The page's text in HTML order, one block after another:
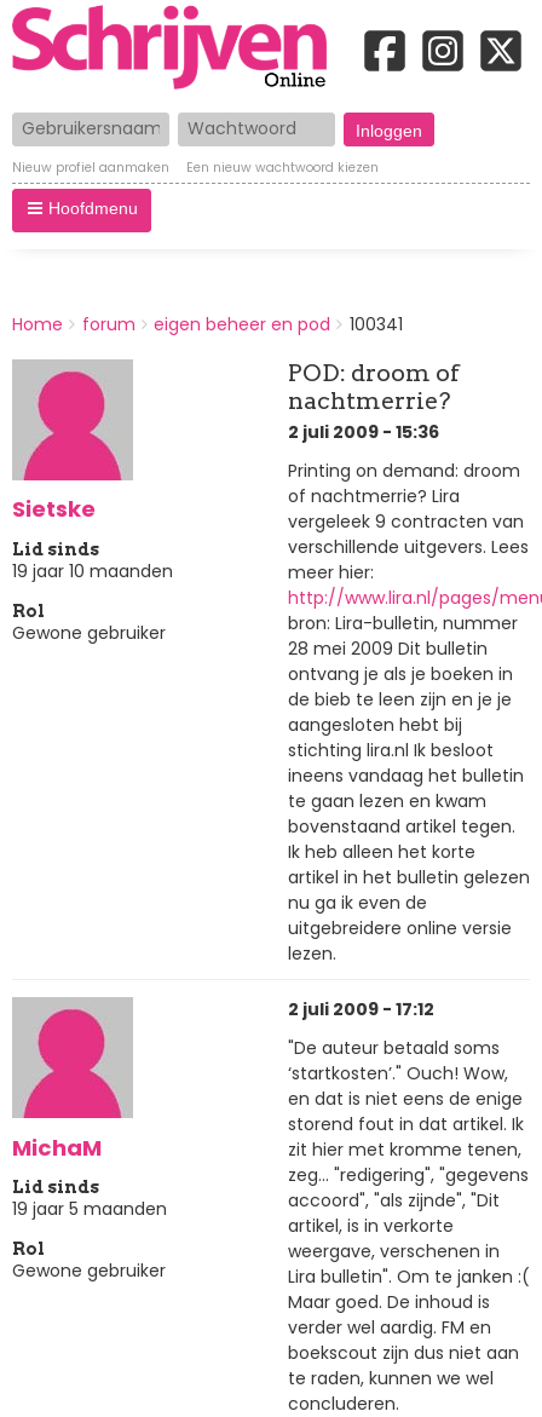
Gebruikersnaam Wachtwoord
Nieuw profiel aanmaken Een nieuw wachtwoord kiezen
Hoofdmenu
BREADCRUMBS
You
here:
Home forum eigen beheer en pod 100341
Sietske
Lid sinds
19 jaar 10 maanden
Rol
Gewone gebruiker
POD: droom of
nachtmerrie?
2 juli 2009 - 15:36
Printing on demand: droom
of nachtmerrie? Lira
vergeleek 9 contracten van
verschillende uitgevers. Lees
meer hier:
http://www.lira.nl/pages/
bron: Lira-bulletin, nummer
28 mei 2009 Dit bulletin
ontvang je als je boeken in
de bieb te leen zijn en je je
aangesloten hebt bij
stichting lira.nl Ik besloot
ineens vandaag het bulletin
te gaan lezen en kwam
bovenstaand artikel tegen.
Ik heb alleen het korte
artikel in het bulletin gelezen
nu ga ik even de
uitgebreidere online versie
lezen.
MichaM
Lid sinds
19 jaar 5 maanden
Rol
Gewone gebruiker
2 juli 2009 - 17:12
"De auteur betaald soms
‘startkosten’." Ouch! Wow,
en dat is niet eens de enige
storend fout in dat artikel. Ik
zit hier met kromme tenen,
zeg... "redigering", "gegevens
accoord", "als zijnde", "Dit
artikel, is in verkorte
weergave, verschenen in
Lira bulletin". Om te janken :(
Maar goed. De inhoud is
verder wel aardig. FM en
boekscout zijn dus niet aan
te raden, kunnen we wel
concluderen.